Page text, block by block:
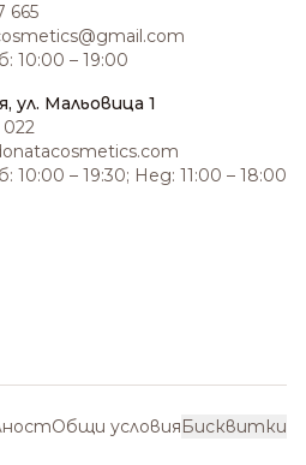
665
10:00 – 19:00
ул. Мальовица 1
022
10:00 – 19:30; Нед: 11:00 – 18:00
Общи условияБисквитки